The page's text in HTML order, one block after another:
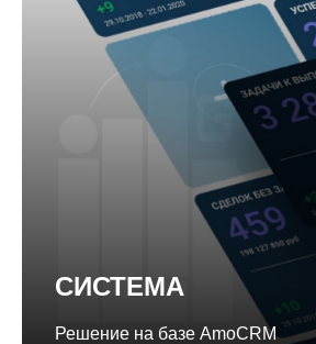
СИСТЕМА
Решение на базе AmoCRM